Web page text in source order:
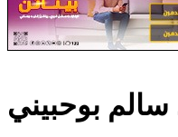
سالم بوحبيني